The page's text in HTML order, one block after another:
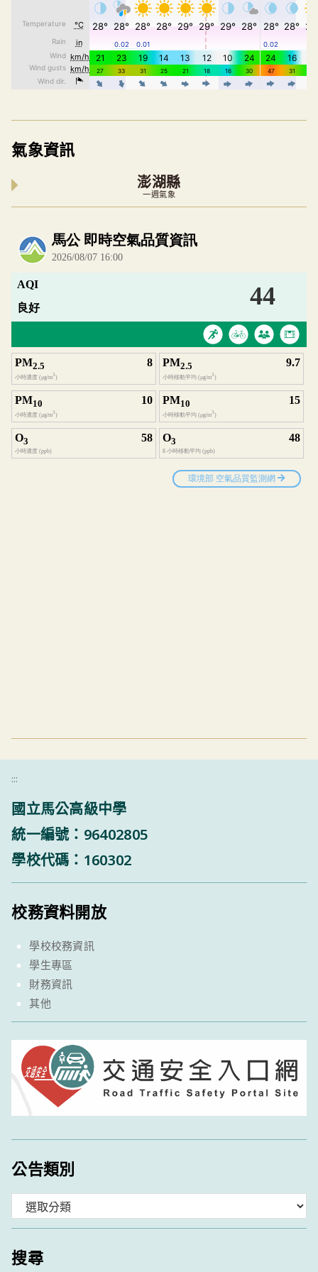
氣象資訊
澎湖縣
一週氣象
內嵌空氣品質小工具為視覺預覽，完整即時空
:::
國立馬公高級中學
統一編號：96402805
學校代碼：160302
校務資料開放
學校校務資訊
學生專區
財務資訊
其他
公告類別
類
搜尋